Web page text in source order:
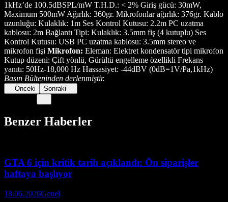
1kHz’de 100.5dBSPL/mW T.H.D.: < 2% Giriş gücü: 30mW,
Maximum 500mW Ağırlık: 360gr. Mikrofonlar ağırlık: 376gr. Kablo
uzunluğu: Kulaklık: 1m Ses Kontrol Kutusu: 2.2m PC uzatma
kablosu: 2m Bağlantı Tipi: Kulaklık: 3.5mm fiş (4 kutuplu) Ses
Kontrol Kutusu: USB PC uzatma kablosu: 3.5mm stereo ve
mikrofon fişi Mikrofon: Eleman: Elektret kondensatör tipi mikrofon
Kutup düzeni: Çift yönlü, Gürültü engelleme özellikli Frekans
yanıtı: 50Hz-18,000 Hz Hassasiyet: -44dBV (0dB=1V/Pa,1kHz)
Basın Bülteninden derlenmiştir.
Önceki Sonraki
Benzer Haberler
GTA 6 için kritik tarih açıklandı: Ön siparişler
haftaya başlıyor
18.06.2026Genel